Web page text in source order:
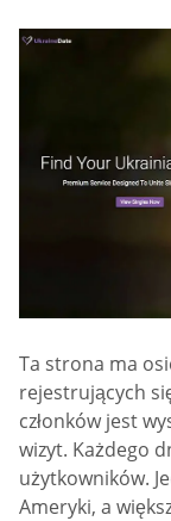
Ta strona ma
rejestrujących
członków jest
wizyt. Każdego
użytkowników.
Ameryki, a